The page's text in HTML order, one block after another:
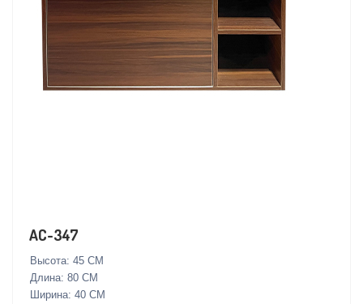
AC-347
Высота: 45 СМ
Длина: 80 СМ
Ширина: 40 СМ